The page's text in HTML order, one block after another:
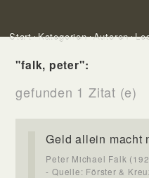
Start Kategorien Autoren
"falk, peter":
gefunden 1 Zitat (e)
Geld allein macht
Peter Michael Falk
- Quelle: Förster &